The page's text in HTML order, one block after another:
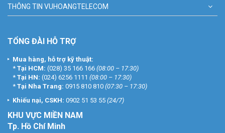
THÔNG TIN VUHOANGTELECOM
TỔNG ĐÀI HỖ TRỢ
Mua hàng, hỗ trợ kỹ thuật:
* Tại HCM: (028) 35 166 166 (08:00 – 17:30)
* Tại HN: (024) 6256 1111 (08:00 – 17:30)
* Tại Nha Trang: 0915 810 810 (07:30 – 17:30)
Khiếu nại, CSKH: 0902 51 53 55 (24/7)
KHU VỰC MIỀN NAM
Tp. Hồ Chí Minh